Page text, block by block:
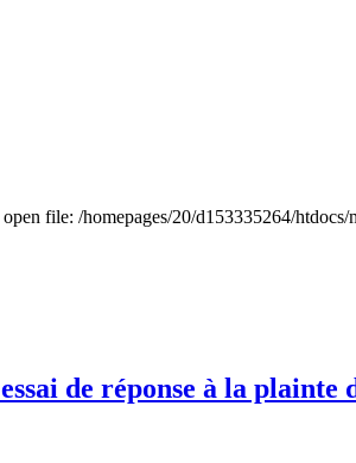
file: /homepages/20/d153335264/
de réponse à la plainte